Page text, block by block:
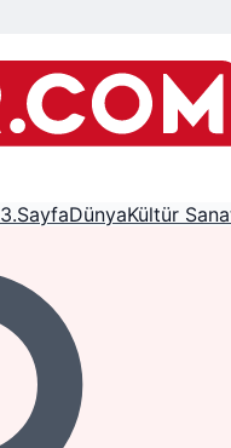
3.SayfaDünyaKültür